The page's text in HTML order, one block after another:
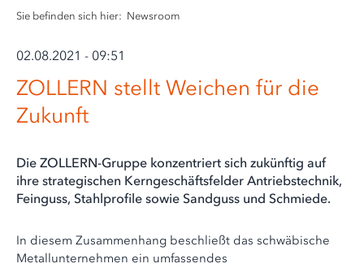
Sie befinden sich hier: Newsroom
02.08.2021 - 09:51
ZOLLERN stellt Weichen für die
Zukunft
Die ZOLLERN-Gruppe konzentriert sich zukünftig auf
ihre strategischen Kerngeschäftsfelder Antriebstechnik,
Feinguss, Stahlprofile sowie Sandguss und Schmiede.
In diesem Zusammenhang beschließt das schwäbische
Metallunternehmen ein umfassendes